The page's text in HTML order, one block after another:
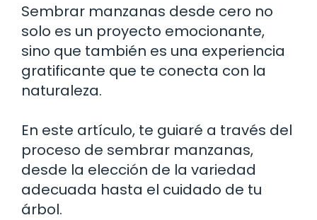
Sembrar manzanas desde cero no
solo es un proyecto emocionante,
sino que también es una experiencia
gratificante que te conecta con la
naturaleza.
En este artículo, te guiaré a través del
proceso de sembrar manzanas,
desde la elección de la variedad
adecuada hasta el cuidado de tu
árbol.